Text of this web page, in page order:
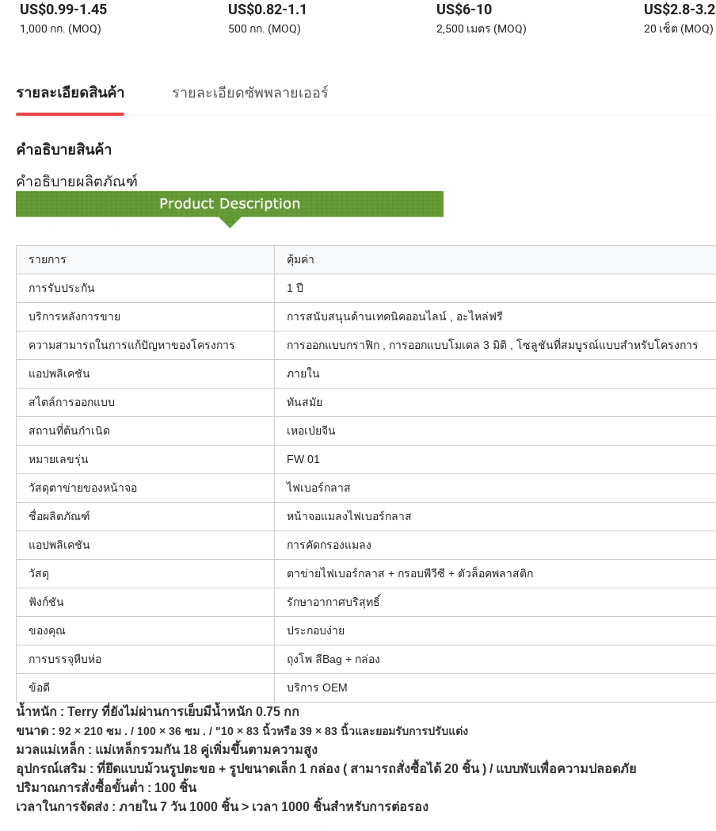
US$0.99-1.45
1,000 กก. (MOQ)
US$0.82-1.1
500 กก. (MOQ)
US$6-10
2,500 เมตร (MOQ)
US$2.8-3.2
20 เซ็ต (MOQ)
รายละเอียดสินค้า รายละเอียดซัพพลายเออร์
คำอธิบายสินค้า
คำอธิบายผลิตภัณฑ์
รายการ คุ้มค่า
การรับประกัน 1 ปี
บริการหลังการขาย การสนับสนุนด้านเทคนิคออนไลน์ , อะไหล่ฟรี
ความสามารถในการแก้ปัญหาของโครงการ การออกแบบกราฟิก , การออกแบบโมเดล 3 มิติ , โซลูชันที่สมบูรณ์แบบสำหรับโครงการ
แอปพลิเคชัน ภายใน
สไตล์การออกแบบ ทันสมัย
สถานที่ต้นกำเนิด เหอเป่ยจีน
หมายเลขรุ่น FW 01
วัสดุตาข่ายของหน้าจอ ไฟเบอร์กลาส
ชื่อผลิตภัณฑ์ หน้าจอแมลงไฟเบอร์กลาส
แอปพลิเคชัน การคัดกรองแมลง
วัสดุ ตาข่ายไฟเบอร์กลาส + กรอบพีวีซี + ตัวล็อคพลาสติก
ฟังก์ชัน รักษาอากาศบริสุทธิ์
ของคุณ ประกอบง่าย
การบรรจุหีบห่อ ถุงโพ ลีBag + กล่อง
ข้อดี บริการ OEM
น้ำหนัก : Terry ที่ยังไม่ผ่านการเย็บมีน้ำหนัก 0.75 กก
ขนาด : 92 × 210 ซม . / 100 × 36 ซม . / "10 × 83 นิ้วหรือ 39 × 83 นิ้วและยอมรับการปรับแต่ง
มวลแม่เหล็ก : แม่เหล็กรวมกัน 18 คู่เพิ่มขึ้นตามความสูง
อุปกรณ์เสริม : ที่ยึดแบบม้วนรูปตะขอ + รูปขนาดเล็ก 1 กล่อง ( สามารถสั่งซื้อได้ 20 ชิ้น ) / แบบพับเพื่อความปลอดภัย
ปริมาณการสั่งซื้อขั้นต่ำ : 100 ชิ้น
เวลาในการจัดส่ง : ภายใน 7 วัน 1000 ชิ้น > เวลา 1000 ชิ้นสำหรับการต่อรอง